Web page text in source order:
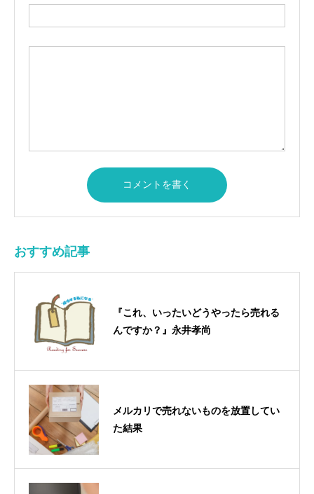
おすすめ記事
『これ、いったいどうやったら売れる
んですか？』永井孝尚
メルカリで売れないものを放置してい
た結果